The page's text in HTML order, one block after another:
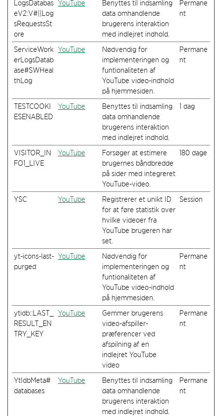
LogsDatabas
eV2:V#||Log
sRequestsSt
ore
YouTube
Benyttes til indsamling
data omhandlende
brugerens interaktion
med indlejret indhold.
Permane
nt
ServiceWork
erLogsDatab
ase#SWHeal
thLog
YouTube
Nødvendig for
implementeringen og
funtionaliteten af
YouTube video-indhold
på hjemmesiden.
Permane
nt
TESTCOOKI
ESENABLED
YouTube
Benyttes til indsamling
data omhandlende
brugerens interaktion
med indlejret indhold.
1 dag
VISITOR_IN
FO1_LIVE
YouTube
Forsøger at estimere
brugernes båndbredde
på sider med integreret
YouTube-video.
180 dage
YSC YouTube
Registrerer et unikt ID
for at føre statistik over
hvilke videoer fra
YouTube brugeren har
set.
Session
yt-icons-last-
purged
YouTube
Nødvendig for
implementeringen og
funtionaliteten af
YouTube video-indhold
på hjemmesiden.
Permane
nt
ytidb::LAST_
RESULT_EN
TRY_KEY
YouTube
Gemmer brugerens
video-afspiller-
præferencer ved
afspilning af en
indlejret YouTube
video
Permane
nt
YtIdbMeta#
databases
YouTube
Benyttes til indsamling
data omhandlende
brugerens interaktion
med indlejret indhold.
Permane
nt